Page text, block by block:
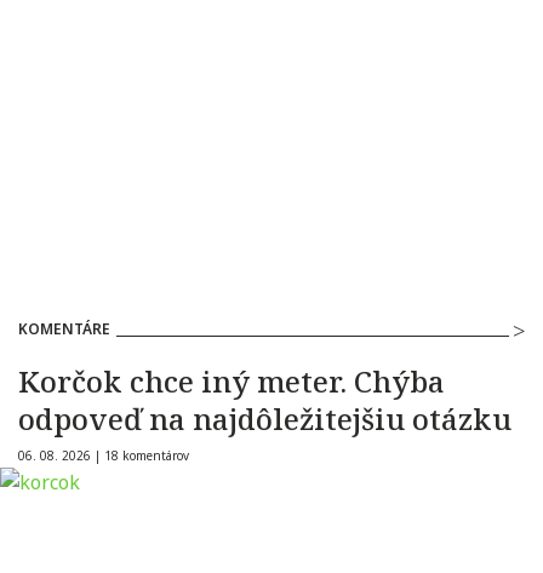
KOMENTÁRE
Korčok chce iný meter. Chýba
odpoveď na najdôležitejšiu otázku
06. 08. 2026 | 18 komentárov